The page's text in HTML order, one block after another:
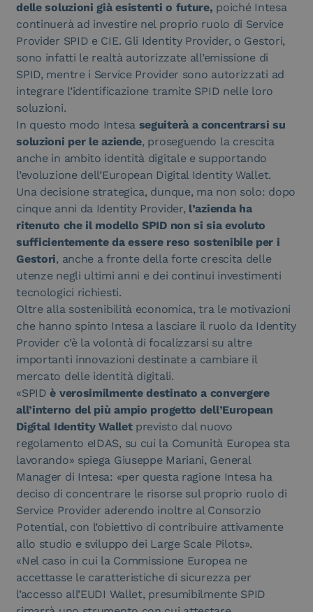
delle soluzioni già esistenti o future, poiché Intesa
continuerà ad investire nel proprio ruolo di Service
Provider SPID e CIE. Gli Identity Provider, o Gestori,
sono infatti le realtà autorizzate all’emissione di
SPID, mentre i Service Provider sono autorizzati ad
integrare l’identificazione tramite SPID nelle loro
soluzioni.
In questo modo Intesa seguiterà a concentrarsi su
soluzioni per le aziende, proseguendo la crescita
anche in ambito identità digitale e supportando
l’evoluzione dell’European Digital Identity Wallet.
Una decisione strategica, dunque, ma non solo: dopo
cinque anni da Identity Provider, l’azienda ha
ritenuto che il modello SPID non si sia evoluto
sufficientemente da essere reso sostenibile per i
Gestori, anche a fronte della forte crescita delle
utenze negli ultimi anni e dei continui investimenti
tecnologici richiesti.
Oltre alla sostenibilità economica, tra le motivazioni
che hanno spinto Intesa a lasciare il ruolo da Identity
Provider c’è la volontà di focalizzarsi su altre
importanti innovazioni destinate a cambiare il
mercato delle identità digitali.
«SPIDè verosimilmente destinato a convergere
all’interno del più ampio progetto dell’European
Digital Identity Walletprevisto dal nuovo
regolamento eIDAS, su cui la Comunità Europea sta
lavorando» spiega Giuseppe Mariani, General
Manager di Intesa: «per questa ragione Intesa ha
deciso di concentrare le risorse sul proprio ruolo di
Service Provider aderendo inoltre al Consorzio
Potential, con l’obiettivo di contribuire attivamente
allo studio e sviluppo dei Large Scale Pilots».
«Nel caso in cui la Commissione Europea ne
accettasse le caratteristiche di sicurezza per
l’accesso all’EUDI Wallet, presumibilmente SPID